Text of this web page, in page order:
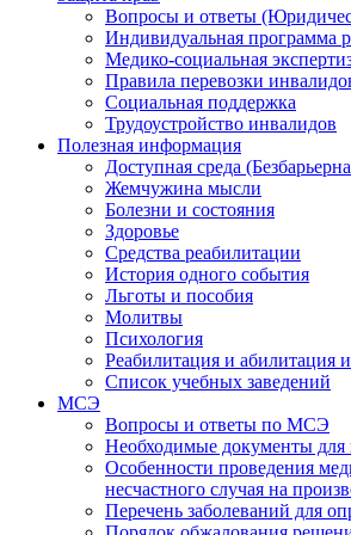
Вопросы и ответы
Индивидуальная программа
Медико-социальная
Правила перевозки
Социальная поддержка
Трудоустройство инвалидов
Полезная информация
Доступная среда
Жемчужина мысли
Болезни и состояния
Здоровье
Средства реабилитации
История одного события
Льготы и пособия
Молитвы
Психология
Реабилитация и абилитация
Список учебных заведений
МСЭ
Вопросы и ответы по МСЭ
Необходимые документы для
Особенности проведения
несчастного случая на
Перечень заболеваний для